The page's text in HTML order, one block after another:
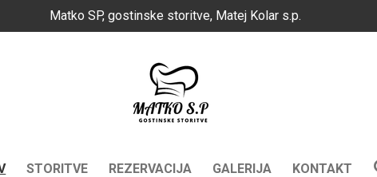
Matko SP, gostinske storitve, Matej Kolar s.p.
STORITVE REZERVACIJA GALERIJA KONTAKT